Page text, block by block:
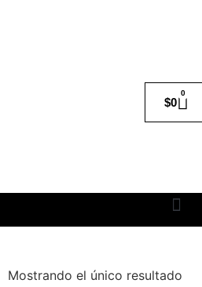
$0
0
Mostrando el único resultado